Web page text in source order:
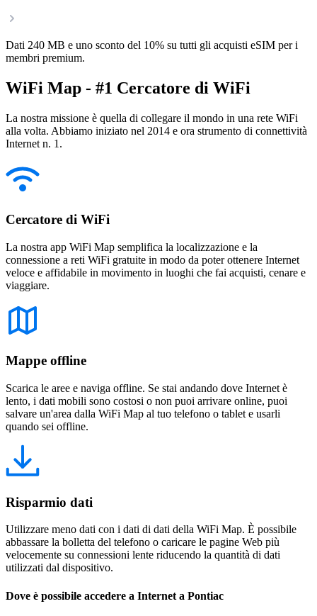
Dati 240 MB e uno sconto del 10% su tutti gli acquisti eSIM per i
membri premium.
WiFi Map - #1 Cercatore di WiFi
La nostra missione è quella di collegare il mondo in una rete WiFi
alla volta. Abbiamo iniziato nel 2014 e ora strumento di connettività
Internet n. 1.
Cercatore di WiFi
La nostra app WiFi Map semplifica la localizzazione e la
connessione a reti WiFi gratuite in modo da poter ottenere Internet
veloce e affidabile in movimento in luoghi che fai acquisti, cenare e
viaggiare.
Mappe offline
Scarica le aree e naviga offline. Se stai andando dove Internet è
lento, i dati mobili sono costosi o non puoi arrivare online, puoi
salvare un'area dalla WiFi Map al tuo telefono o tablet e usarli
quando sei offline.
Risparmio dati
Utilizzare meno dati con i dati di dati della WiFi Map. È possibile
abbassare la bolletta del telefono o caricare le pagine Web più
velocemente su connessioni lente riducendo la quantità di dati
utilizzati dal dispositivo.
Dove è possibile accedere a Internet a Pontiac